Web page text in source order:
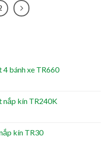
4 bánh xe TR660
nắp kín TR240K
kín TR30